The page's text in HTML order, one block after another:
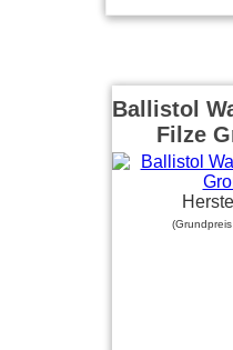
Ballistol
Filze